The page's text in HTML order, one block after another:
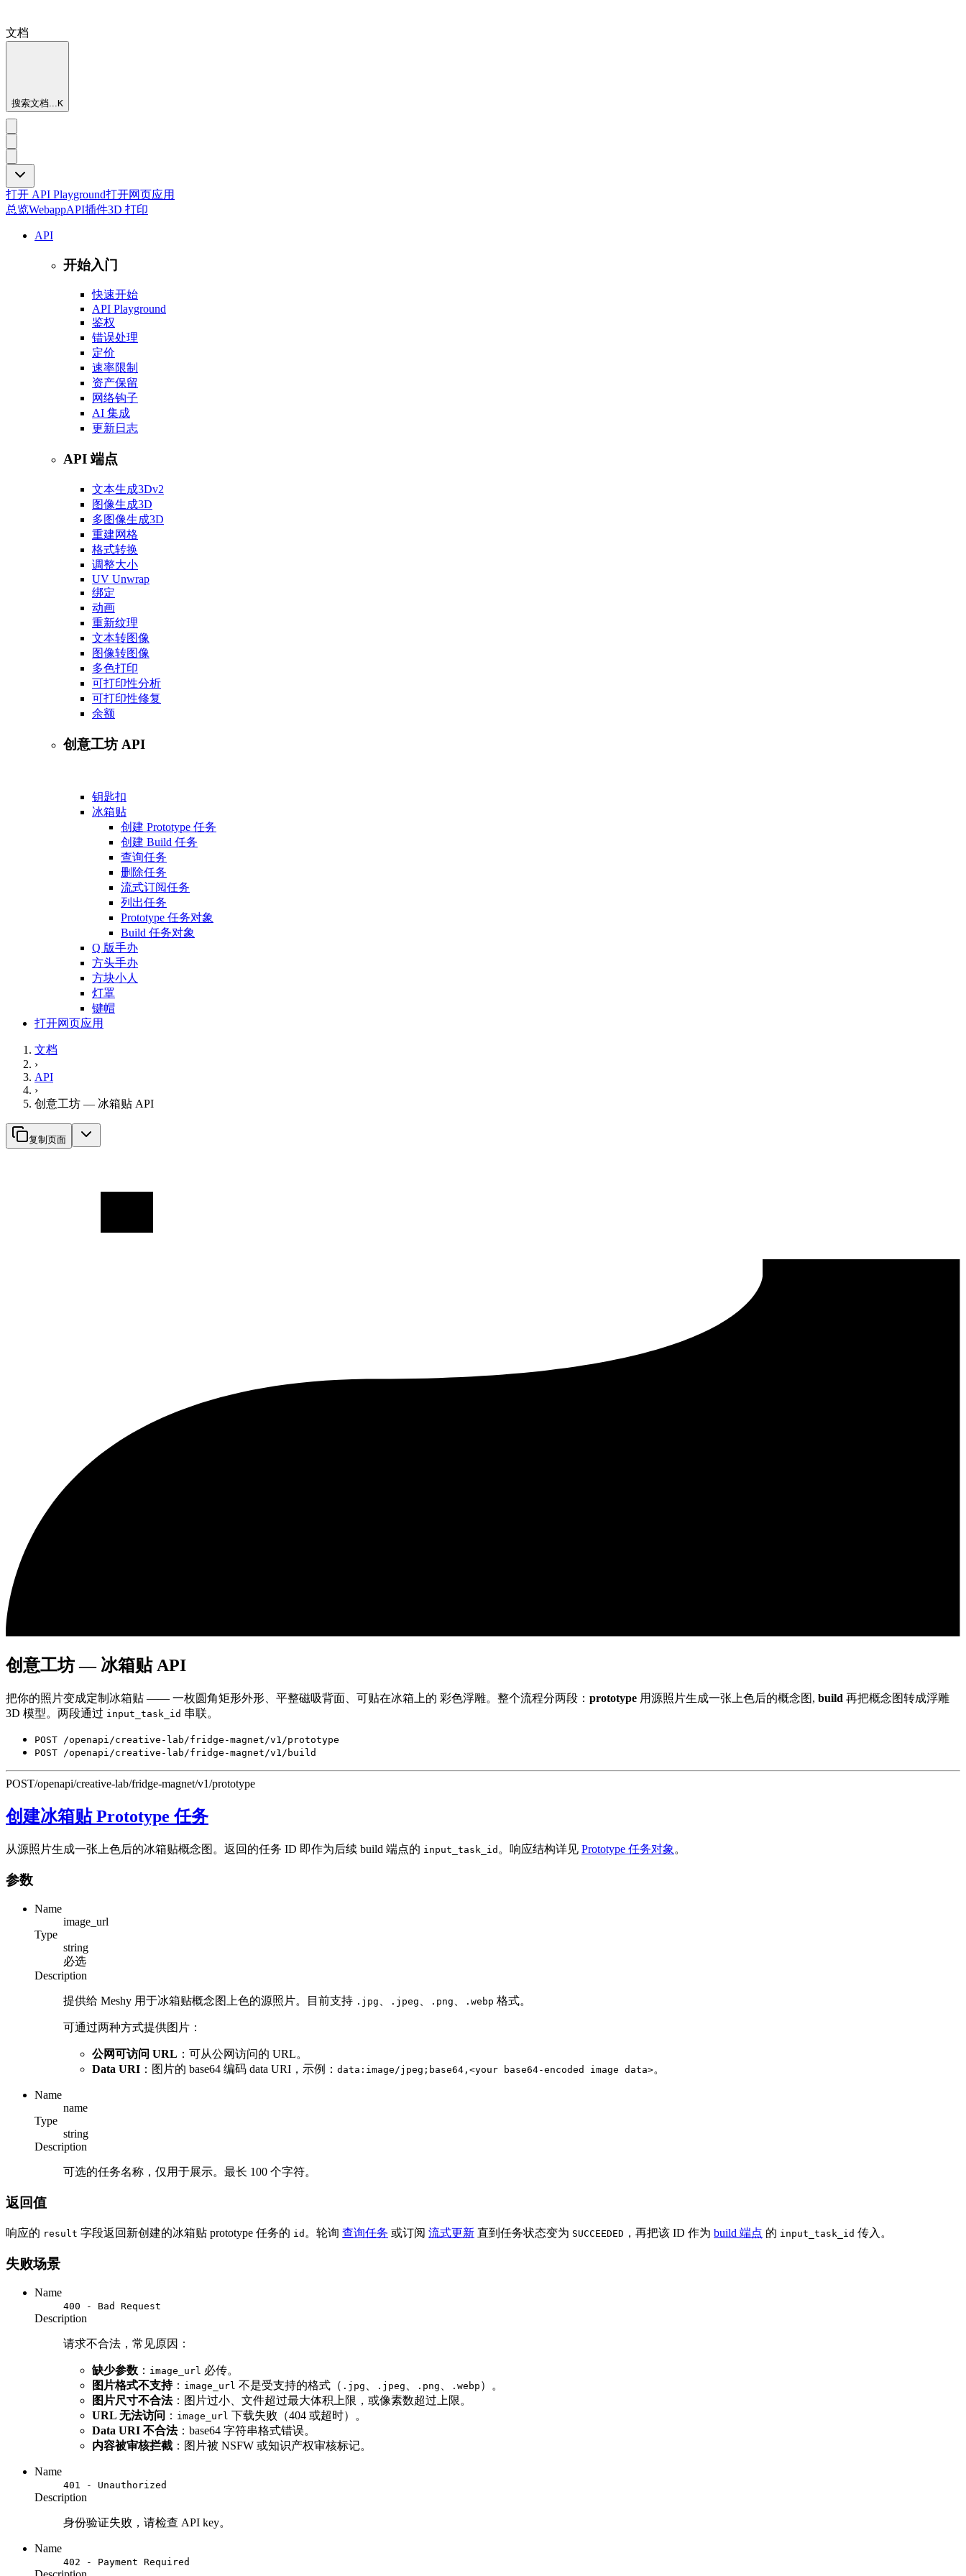
文档
搜索文档...K
打开 API Playground打开网页应用
总览WebappAPI插件3D 打印
API
开始入门
快速开始
API Playground
鉴权
错误处理
定价
速率限制
资产保留
网络钩子
AI 集成
更新日志
API 端点
文本生成3Dv2
图像生成3D
多图像生成3D
重建网格
格式转换
调整大小
UV Unwrap
绑定
动画
重新纹理
文本转图像
图像转图像
多色打印
可打印性分析
可打印性修复
余额
创意工坊 API
钥匙扣
冰箱贴
创建 Prototype 任务
创建 Build 任务
查询任务
删除任务
流式订阅任务
列出任务
Prototype 任务对象
Build 任务对象
Q 版手办
方头手办
方块小人
灯罩
键帽
打开网页应用
文档
›
API
›
创意工坊 — 冰箱贴 API
复制页面
创意工坊 — 冰箱贴 API
把你的照片变成定制冰箱贴 —— 一枚圆角矩形外形、平整磁吸背面、可贴在冰箱上的 彩色浮雕。整个流程分两段： prototype 用源照片生成一张上色后的概念图, build 再把概念图转成浮雕
3D 模型。两段通过 input_task_id 串联。
POST /openapi/creative-lab/fridge-magnet/v1/prototype
POST /openapi/creative-lab/fridge-magnet/v1/build
POST/openapi/creative-lab/fridge-magnet/v1/prototype
创建冰箱贴 Prototype 任务
从源照片生成一张上色后的冰箱贴概念图。返回的任务 ID 即作为后续 build 端点的 input_task_id 。响应结构详见 Prototype 任务对象 。
参数
Name
image_url
Type
string
必选
Description
提供给 Meshy 用于冰箱贴概念图上色的源照片。目前支持 .jpg .jpeg .png .webp 格式。
可通过两种方式提供图片：
公网可访问 URL ：可从公网访问的 URL。
Data URI ：图片的 base64 编码 data URI，示例： data:image/jpeg;base64,<your base64-encoded image data>。
Name
name
Type
string
Description
可选的任务名称，仅用于展示。最长 100 个字符。
返回值
响应的 result 字段返回新创建的冰箱贴 prototype 任务的 id 。轮询 查询任务 或订阅 流式更新 直到任务状态变为 SUCCEEDED ，再把该 ID 作为 build 端点 的 input_task_id 传入。
失败场景
Name
400 - Bad Request
Description
请求不合法，常见原因：
缺少参数 ： image_url 必传。
图片格式不支持： image_url 不是受支持的格式（ .jpg .jpeg .png .webp ）。
图片尺寸不合法：图片过小、文件超过最大体积上限，或像素数超过上限。
URL 无法访问 ： image_url 下载失败（404 或超时）。
Data URI 不合法：base64 字符串格式错误。
内容被审核拦截 ：图片被 NSFW 或知识产权审核标记。
Name
401 - Unauthorized
Description
身份验证失败，请检查 API key。
Name
402 - Payment Required